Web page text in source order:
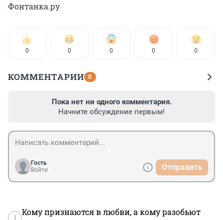
Фонтанка.ру
0 0 0 0 0
КОММЕНТАРИИ 0
Пока нет ни одного комментария.
Начните обсуждение первым!
Гость
Войти
Отправить
1
Кому признаются в любви, а кому разобьют